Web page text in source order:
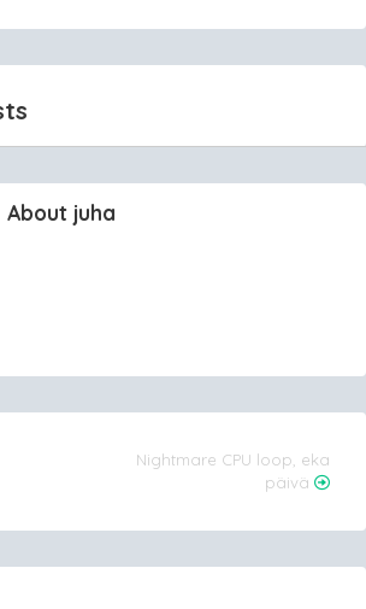
About juha
Nightmare CPU loop, eka
päivä